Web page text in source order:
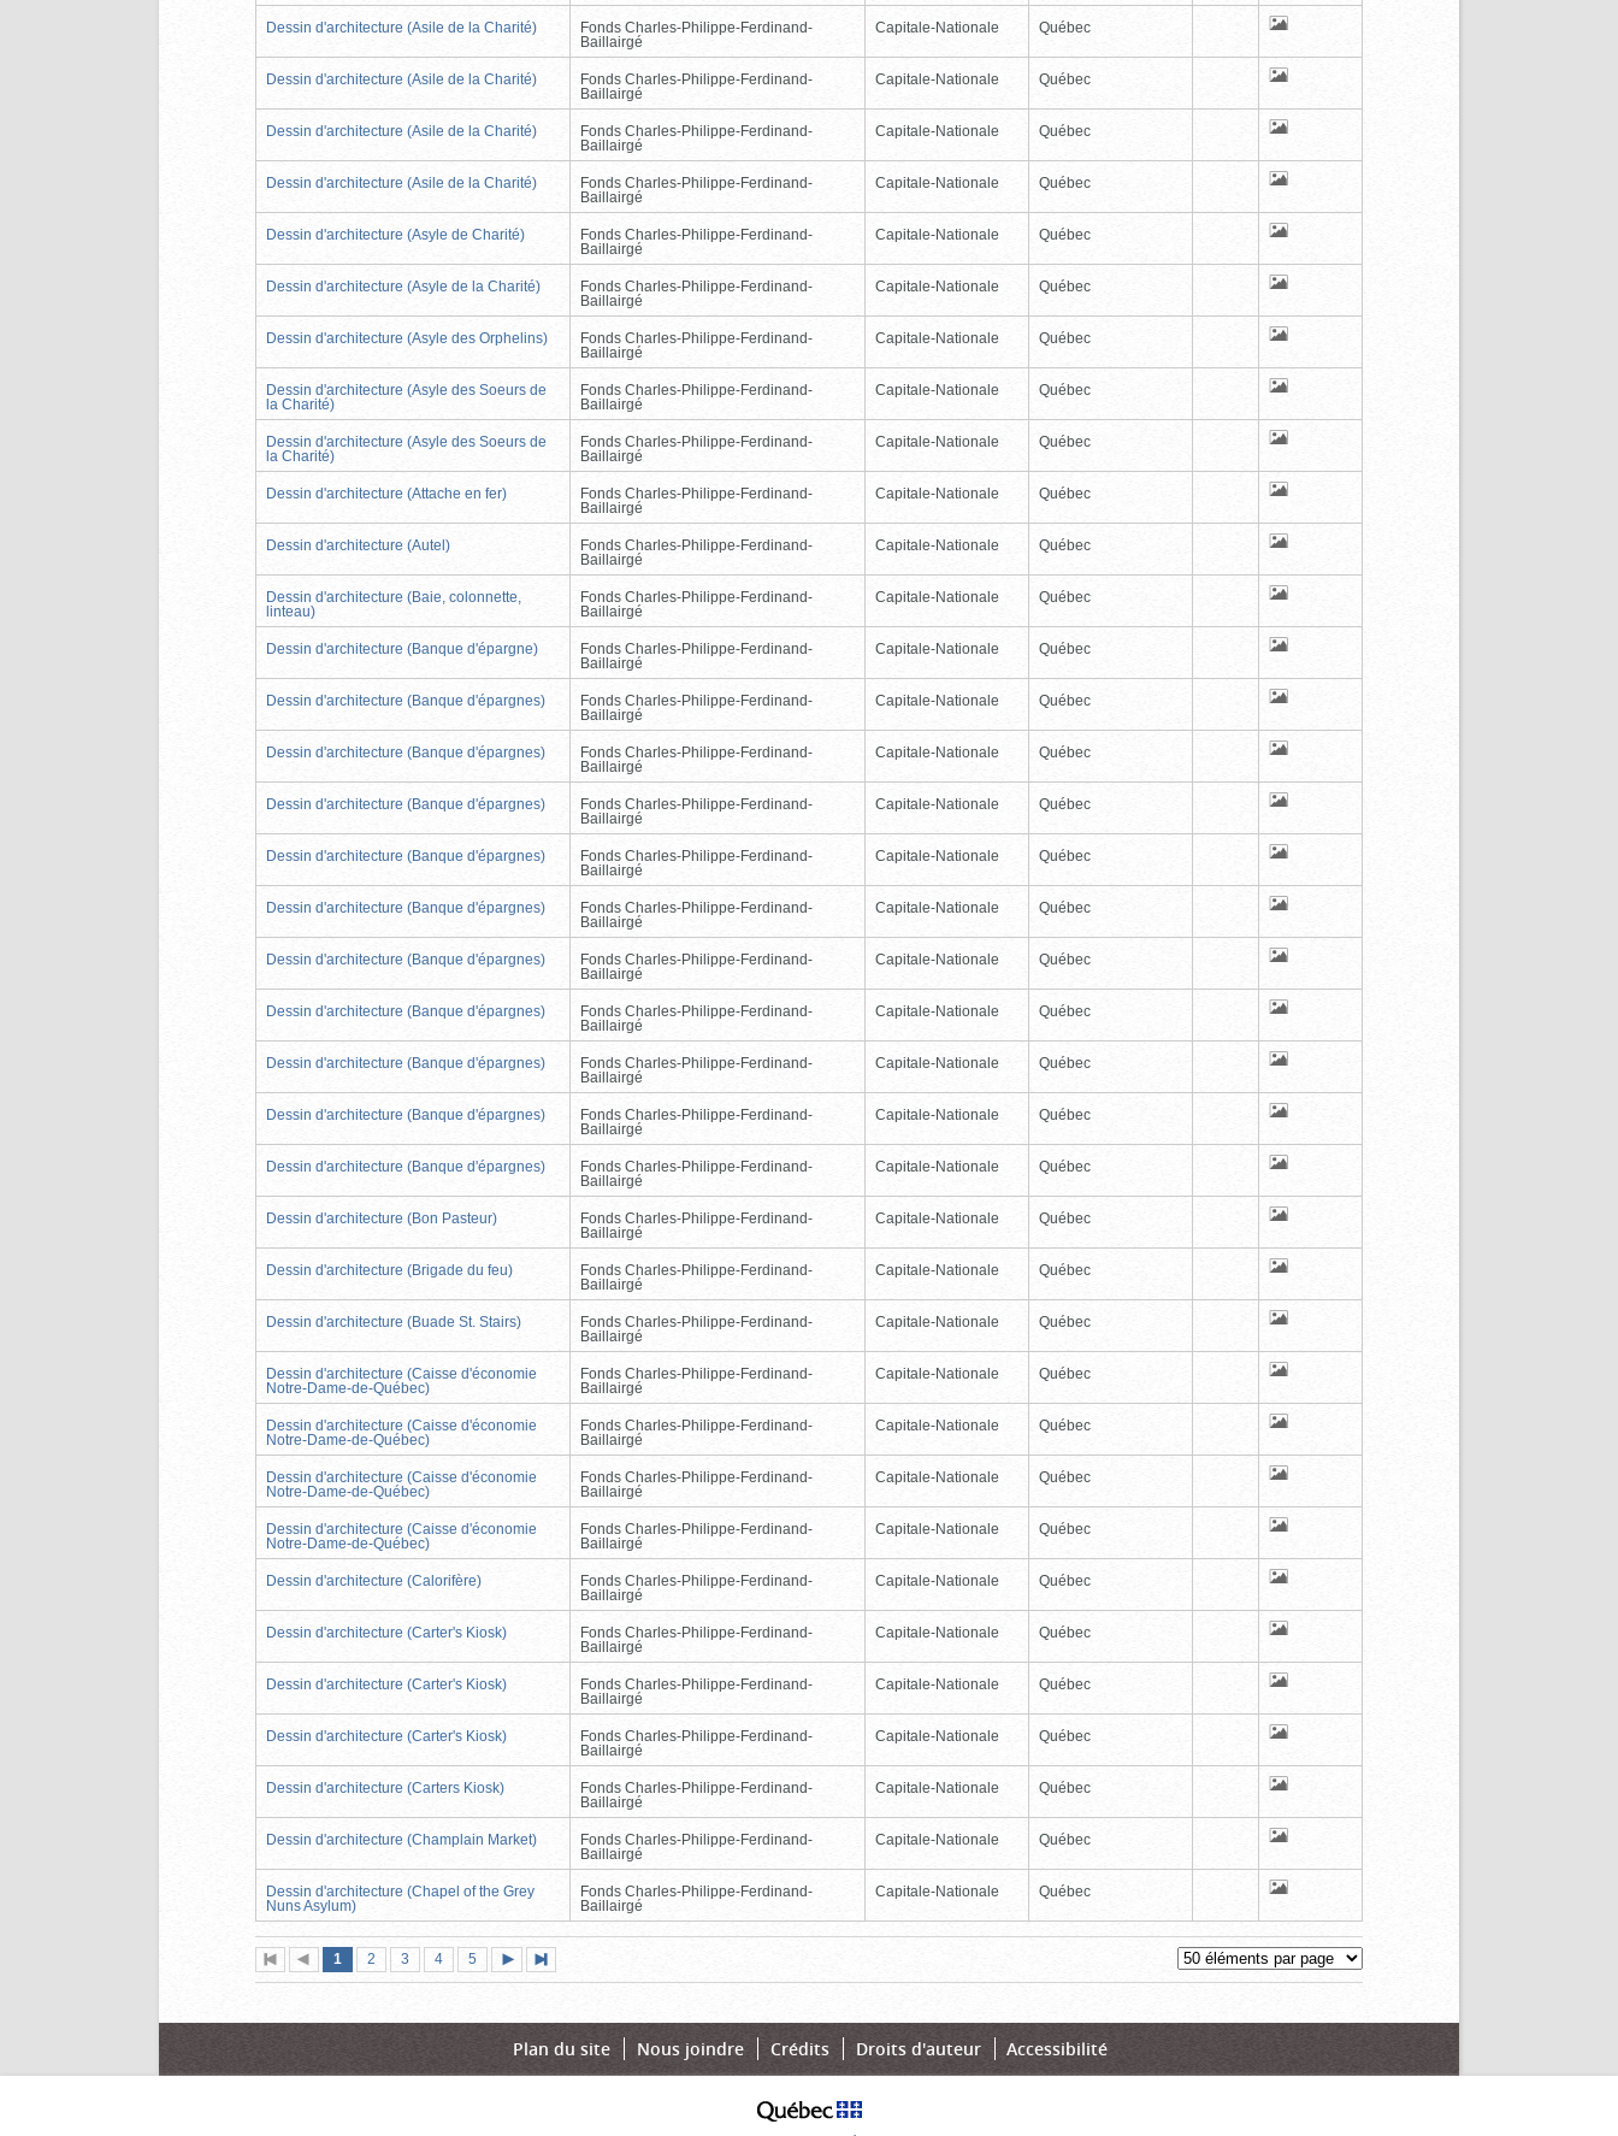
Dessin d'architecture (Asile de la Charité)
Fonds Charles-Philippe-Ferdinand-
Baillairgé
Capitale-Nationale Québec
Dessin d'architecture (Asile de la Charité)
Fonds Charles-Philippe-Ferdinand-
Baillairgé
Capitale-Nationale Québec
Dessin d'architecture (Asile de la Charité)
Fonds Charles-Philippe-Ferdinand-
Baillairgé
Capitale-Nationale Québec
Dessin d'architecture (Asile de la Charité)
Fonds Charles-Philippe-Ferdinand-
Baillairgé
Capitale-Nationale Québec
Dessin d'architecture (Asyle de Charité)
Fonds Charles-Philippe-Ferdinand-
Baillairgé
Capitale-Nationale Québec
Dessin d'architecture (Asyle de la Charité)
Fonds Charles-Philippe-Ferdinand-
Baillairgé
Capitale-Nationale Québec
Dessin d'architecture (Asyle des Orphelins)
Fonds Charles-Philippe-Ferdinand-
Baillairgé
Capitale-Nationale Québec
Dessin d'architecture (Asyle des Soeurs de
la Charité)
Fonds Charles-Philippe-Ferdinand-
Baillairgé
Capitale-Nationale Québec
Dessin d'architecture (Asyle des Soeurs de
la Charité)
Fonds Charles-Philippe-Ferdinand-
Baillairgé
Capitale-Nationale Québec
Dessin d'architecture (Attache en fer)
Fonds Charles-Philippe-Ferdinand-
Baillairgé
Capitale-Nationale Québec
Dessin d'architecture (Autel)
Fonds Charles-Philippe-Ferdinand-
Baillairgé
Capitale-Nationale Québec
Dessin d'architecture (Baie, colonnette,
linteau)
Fonds Charles-Philippe-Ferdinand-
Baillairgé
Capitale-Nationale Québec
Dessin d'architecture (Banque d'épargne)
Fonds Charles-Philippe-Ferdinand-
Baillairgé
Capitale-Nationale Québec
Dessin d'architecture (Banque d'épargnes)
Fonds Charles-Philippe-Ferdinand-
Baillairgé
Capitale-Nationale Québec
Dessin d'architecture (Banque d'épargnes)
Fonds Charles-Philippe-Ferdinand-
Baillairgé
Capitale-Nationale Québec
Dessin d'architecture (Banque d'épargnes)
Fonds Charles-Philippe-Ferdinand-
Baillairgé
Capitale-Nationale Québec
Dessin d'architecture (Banque d'épargnes)
Fonds Charles-Philippe-Ferdinand-
Baillairgé
Capitale-Nationale Québec
Dessin d'architecture (Banque d'épargnes)
Fonds Charles-Philippe-Ferdinand-
Baillairgé
Capitale-Nationale Québec
Dessin d'architecture (Banque d'épargnes)
Fonds Charles-Philippe-Ferdinand-
Baillairgé
Capitale-Nationale Québec
Dessin d'architecture (Banque d'épargnes)
Fonds Charles-Philippe-Ferdinand-
Baillairgé
Capitale-Nationale Québec
Dessin d'architecture (Banque d'épargnes)
Fonds Charles-Philippe-Ferdinand-
Baillairgé
Capitale-Nationale Québec
Dessin d'architecture (Banque d'épargnes)
Fonds Charles-Philippe-Ferdinand-
Baillairgé
Capitale-Nationale Québec
Dessin d'architecture (Banque d'épargnes)
Fonds Charles-Philippe-Ferdinand-
Baillairgé
Capitale-Nationale Québec
Dessin d'architecture (Bon Pasteur)
Fonds Charles-Philippe-Ferdinand-
Baillairgé
Capitale-Nationale Québec
Dessin d'architecture (Brigade du feu)
Fonds Charles-Philippe-Ferdinand-
Baillairgé
Capitale-Nationale Québec
Dessin d'architecture (Buade St. Stairs)
Fonds Charles-Philippe-Ferdinand-
Baillairgé
Capitale-Nationale Québec
Dessin d'architecture (Caisse d'économie
Notre-Dame-de-Québec)
Fonds Charles-Philippe-Ferdinand-
Baillairgé
Capitale-Nationale Québec
Dessin d'architecture (Caisse d'économie
Notre-Dame-de-Québec)
Fonds Charles-Philippe-Ferdinand-
Baillairgé
Capitale-Nationale Québec
Dessin d'architecture (Caisse d'économie
Notre-Dame-de-Québec)
Fonds Charles-Philippe-Ferdinand-
Baillairgé
Capitale-Nationale Québec
Dessin d'architecture (Caisse d'économie
Notre-Dame-de-Québec)
Fonds Charles-Philippe-Ferdinand-
Baillairgé
Capitale-Nationale Québec
Dessin d'architecture (Calorifère)
Fonds Charles-Philippe-Ferdinand-
Baillairgé
Capitale-Nationale Québec
Dessin d'architecture (Carter's Kiosk)
Fonds Charles-Philippe-Ferdinand-
Baillairgé
Capitale-Nationale Québec
Dessin d'architecture (Carter's Kiosk)
Fonds Charles-Philippe-Ferdinand-
Baillairgé
Capitale-Nationale Québec
Dessin d'architecture (Carter's Kiosk)
Fonds Charles-Philippe-Ferdinand-
Baillairgé
Capitale-Nationale Québec
Dessin d'architecture (Carters Kiosk)
Fonds Charles-Philippe-Ferdinand-
Baillairgé
Capitale-Nationale Québec
Dessin d'architecture (Champlain Market)
Fonds Charles-Philippe-Ferdinand-
Baillairgé
Capitale-Nationale Québec
Dessin d'architecture (Chapel of the Grey
Nuns Asylum)
Fonds Charles-Philippe-Ferdinand-
Baillairgé
Capitale-Nationale Québec
Première
page
Page
précédente
Page
1 (page
actuelle)
Page
2 Page
3 Page
4 Page
5
suivante
page
Plan du site Nous joindre Crédits Droits d'auteur Accessibilité